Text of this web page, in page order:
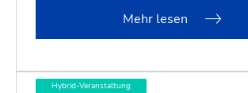
Mehr lesen
Hybrid-Veranstaltung